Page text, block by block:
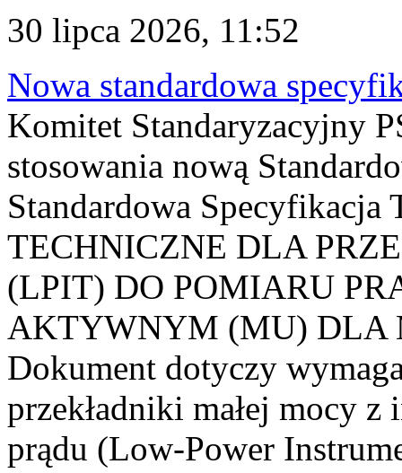
30 lipca 2026, 11:52
Nowa standardowa
Komitet Standaryzacyjny
stosowania nową
Standardowa
TECHNICZNE DLA
(LPIT) DO POMIARU
AKTYWNYM (MU) DLA
Dokument dotyczy
przekładniki małej mocy
prądu (Low-Power